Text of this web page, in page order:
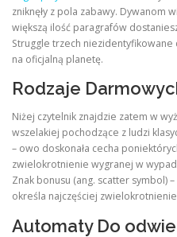
THERAPEUTIC MODALITIES
TRANSFORMATIONAL
TREATMENTS
zniknęły z pola zabawy. Dywanom
większą ilość paragrafów
Struggle trzech
na oficjalną planetę.
Rodzaje
Niżej czytelnik znajdzie zatem w
wszelakiej pochodzące z ludzi
– owo doskonała cecha
zwielokrotnienie wygranej w
Znak bonusu (ang. scatter symbol)
określa najczęściej
Automaty Do